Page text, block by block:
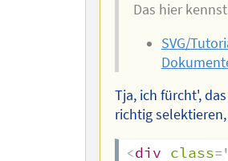
Das hier
SVG/
Tja, ich fürcht',
richtig
<div class=